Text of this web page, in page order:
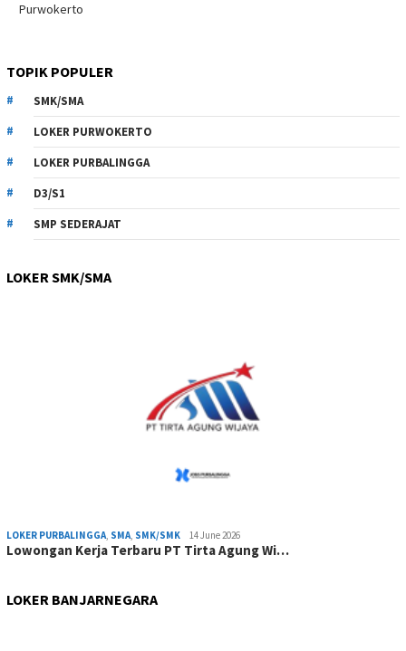
Purwokerto
TOPIK POPULER
SMK/SMA
LOKER PURWOKERTO
LOKER PURBALINGGA
D3/S1
SMP SEDERAJAT
LOKER SMK/SMA
LOKER PURBALINGGA, SMA, SMK/SMK 14 June 2026
Lowongan Kerja Terbaru PT Tirta Agung Wi…
LOKER BANJARNEGARA